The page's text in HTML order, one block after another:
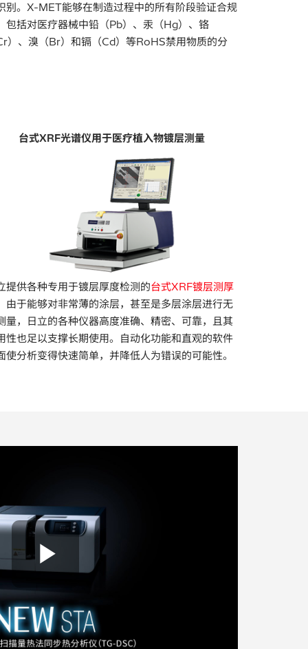
别。X-MET能够在制造过程中的所有阶段验证合规
包括对医疗器械中铅（Pb）、汞（Hg）、铬
）、溴（Br）和镉（Cd）等RoHS禁用物质的分
台式XRF光谱仪用于医疗植入物镀层测量
提供各种专用于镀层厚度检测的台式XRF镀层测厚
由于能够对非常薄的涂层，甚至是多层涂层进行无
量，日立的各种仪器高度准确、精密、可靠，且其
性也足以支撑长期使用。自动化功能和直观的软件
使分析变得快速简单，并降低人为错误的可能性。
Play Video